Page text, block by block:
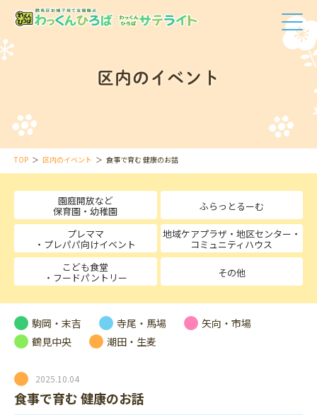
区内のイベント
TOP 区内のイベント 食事で育む 健康のお話
園庭開放など
保育園・幼稚園 ふらっとるーむ
プレママ
・プレパパ向けイベント
地域ケアプラザ・地区センター・
コミュニティハウス
こども食堂
・フードパントリー その他
駒岡・末吉 寺尾・馬場
矢向・市場
鶴見中央
潮田・生麦
2025.10.04
食事で育む 健康のお話